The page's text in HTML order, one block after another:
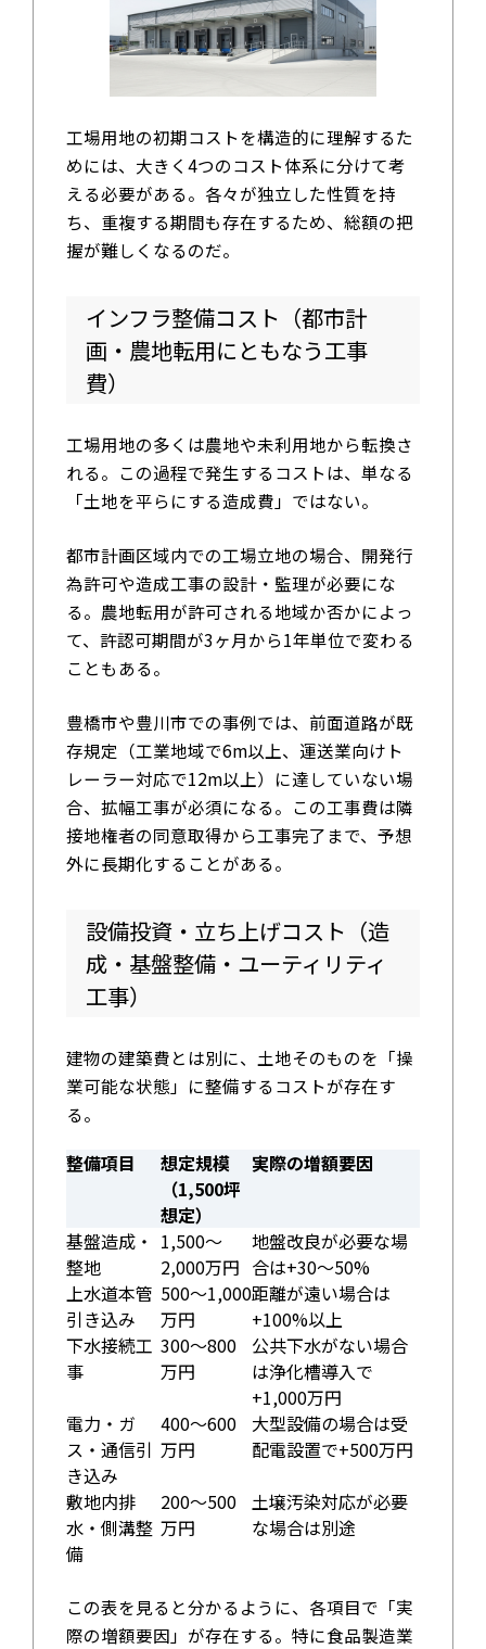
工場用地の初期コストを構造的に理解するた
めには、大きく4つのコスト体系に分けて考
える必要がある。各々が独立した性質を持
ち、重複する期間も存在するため、総額の把
握が難しくなるのだ。
インフラ整備コスト（都市計
画・農地転用にともなう工事
費）
工場用地の多くは農地や未利用地から転換さ
れる。この過程で発生するコストは、単なる
「土地を平らにする造成費」ではない。
都市計画区域内での工場立地の場合、開発行
為許可や造成工事の設計・監理が必要にな
る。農地転用が許可される地域か否かによっ
て、許認可期間が3ヶ月から1年単位で変わる
こともある。
豊橋市や豊川市での事例では、前面道路が既
存規定（工業地域で6m以上、運送業向けト
レーラー対応で12m以上）に達していない場
合、拡幅工事が必須になる。この工事費は隣
接地権者の同意取得から工事完了まで、予想
外に長期化することがある。
設備投資・立ち上げコスト（造
成・基盤整備・ユーティリティ
工事）
建物の建築費とは別に、土地そのものを「操
業可能な状態」に整備するコストが存在す
る。
整備項目
想定規模
（1,500坪
想定）
実際の増額要因
基盤造成・
整地
1,500～
2,000万円
地盤改良が必要な場
合は+30～50%
上水道本管
引き込み
500～1,000
万円
距離が遠い場合は
+100%以上
下水接続工
事
300～800
万円
公共下水がない場合
は浄化槽導入で
+1,000万円
電力・ガ
ス・通信引
き込み
400～600
万円
大型設備の場合は受
配電設置で+500万円
敷地内排
水・側溝整
備
200～500
万円
土壌汚染対応が必要
な場合は別途
この表を見ると分かるように、各項目で「実
際の増額要因」が存在する。特に食品製造業